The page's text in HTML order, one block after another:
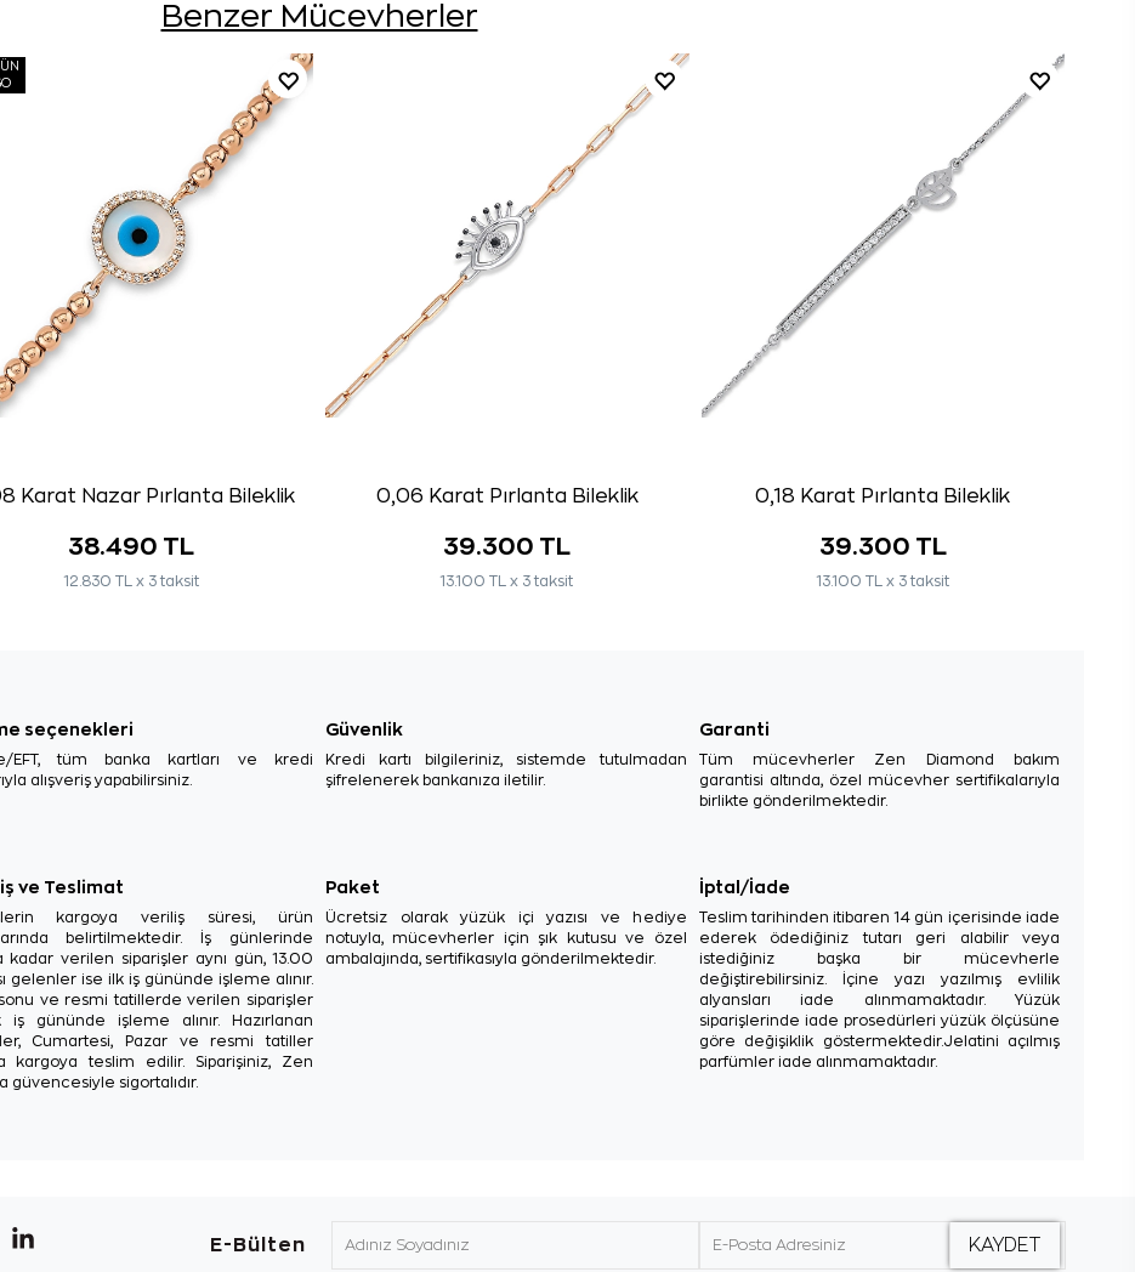
Benzer Mücevherler
Karat Nazar Pırlanta Bileklik
38.490 TL
12.830 TL x 3 taksit
0,06 Karat Pırlanta Bileklik
39.300 TL
13.100 TL x 3 taksit
0,18 Karat Pırlanta Bileklik
39.300 TL
13.100 TL x 3 taksit
seçenekleri
EFT, tüm banka kartları ve kredi
alışveriş yapabilirsiniz.
Güvenlik
Kredi kartı bilgileriniz, sistemde tutulmadan
şifrelenerek bankanıza iletilir.
Garanti
Tüm mücevherler Zen Diamond bakım
garantisi altında, özel mücevher sertifikalarıyla
birlikte gönderilmektedir.
ve Teslimat
kargoya veriliş süresi, ürün
belirtilmektedir. İş günlerinde
kadar verilen siparişler aynı gün, 13.00
gelenler ise ilk iş gününde işleme alınır.
ve resmi tatillerde verilen siparişler
gününde işleme alınır. Hazırlanan
Cumartesi, Pazar ve resmi tatiller
kargoya teslim edilir. Siparişiniz, Zen
güvencesiyle sigortalıdır.
Paket
Ücretsiz olarak yüzük içi yazısı ve hediye
notuyla, mücevherler için şık kutusu ve özel
ambalajında, sertifikasıyla gönderilmektedir.
İptal/İade
Teslim tarihinden itibaren 14 gün içerisinde iade
ederek ödediğiniz tutarı geri alabilir veya
istediğiniz başka bir mücevherle
değiştirebilirsiniz. İçine yazı yazılmış evlilik
alyansları iade alınmamaktadır. Yüzük
siparişlerinde iade prosedürleri yüzük ölçüsüne
göre değişiklik göstermektedir.Jelatini açılmış
parfümler iade alınmamaktadır.
E-Bülten